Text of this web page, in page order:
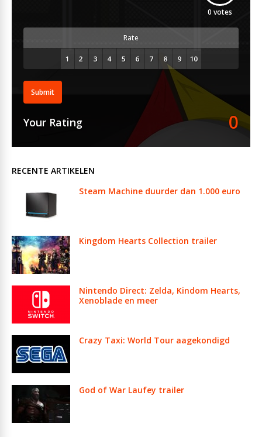
0 votes
Rate
Submit
Your Rating 0
RECENTE ARTIKELEN
Steam Machine duurder dan 1.000 euro
Kingdom Hearts Collection trailer
Nintendo Direct: Zelda, Kindom Hearts,
Xenoblade en meer
Crazy Taxi: World Tour aagekondigd
God of War Laufey trailer